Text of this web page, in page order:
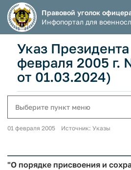
Правовой уголок
Инфопортал для
Указ
февраля 2005 г.
от 01.03.2024)
Выберите пункт меню
01 февраля 2005 Источник: Указы
"О порядке присвоения и